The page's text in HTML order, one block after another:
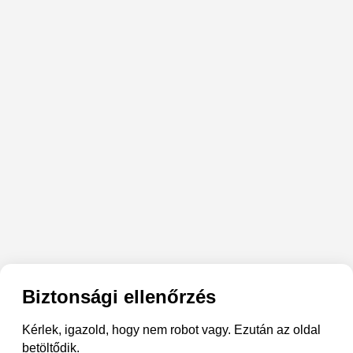
Biztonsági ellenőrzés
Kérlek, igazold, hogy nem robot vagy. Ezután az oldal
betöltődik.